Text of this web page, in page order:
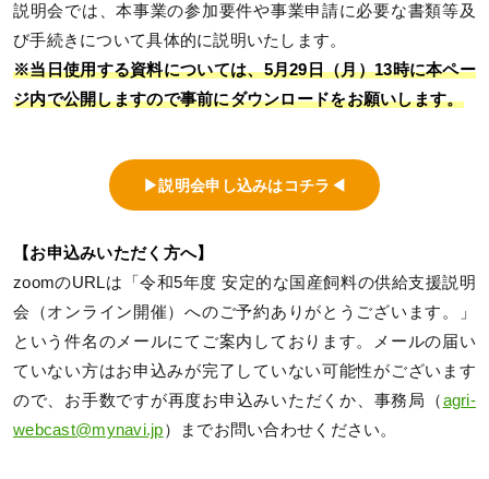
説明会では、本事業の参加要件や事業申請に必要な書類等及
び手続きについて具体的に説明いたします。
※当日使用する資料については、5月29日（月）13時に本ペー
ジ内で公開しますので事前にダウンロードをお願いします。
▶説明会申し込みはコチラ◀
【お申込みいただく方へ】
zoomのURLは「令和5年度 安定的な国産飼料の供給支援説明
会（オンライン開催）へのご予約ありがとうございます。」
という件名のメールにてご案内しております。メールの届い
ていない方はお申込みが完了していない可能性がございます
ので、お手数ですが再度お申込みいただくか、事務局（agri-
webcast@mynavi.jp）までお問い合わせください。